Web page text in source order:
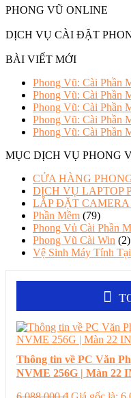
PHONG VŨ ONLINE
DỊCH VỤ CÀI ĐẶT
BÀI VIẾT MỚI
Phong Vũ: Cài Phần
Phong Vũ: Cài Phần
Phong Vũ: Cài Phần
Phong Vũ: Cài Phần
Phong Vũ: Cài Phần
MỤC DỊCH VỤ PHONG
CỬA HÀNG
DỊCH VỤ LAPTOP
LẮP ĐẶT CAMERA
Phần Mềm (79)
Phong Vủ Cài Phần
Phong Vũ Cài Win (2)
Vệ Sinh Máy Tính
Thông tin về PC Văn
NVME 256G | Màn 22